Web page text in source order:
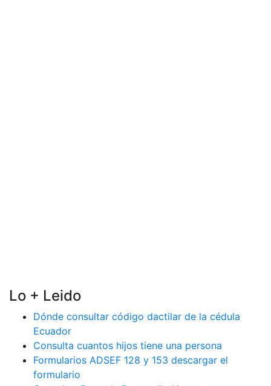
Lo + Leido
Dónde consultar código dactilar de la cédula
Ecuador
Consulta cuantos hijos tiene una persona
Formularios ADSEF 128 y 153 descargar el
formulario